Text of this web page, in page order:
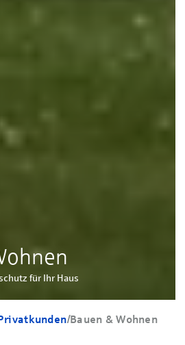
für Ihr Haus
/Bauen & Wohnen